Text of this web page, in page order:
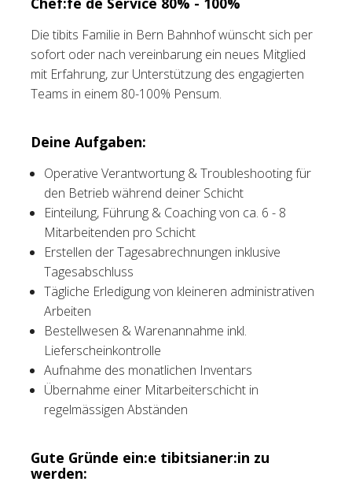
Tischreservation
Login
Schweiz (DE)
Die tibits Familie in Bern Bahnhof wünscht sich per
sofort oder nach vereinbarung ein neues Mitglied
mit Erfahrung, zur Unterstützung des engagierten
Teams in einem 80-100% Pensum.
Deine Aufgaben:
Operative Verantwortung & Troubleshooting für
den Betrieb während deiner Schicht
Einteilung, Führung & Coaching von ca. 6 - 8
Mitarbeitenden pro Schicht
Erstellen der Tagesabrechnungen inklusive
Tagesabschluss
Tägliche Erledigung von kleineren administrativen
Arbeiten
Bestellwesen & Warenannahme inkl.
Lieferscheinkontrolle
Aufnahme des monatlichen Inventars
Übernahme einer Mitarbeiterschicht in
regelmässigen Abständen
Gute Gründe ein:e tibitsianer:in zu
werden: